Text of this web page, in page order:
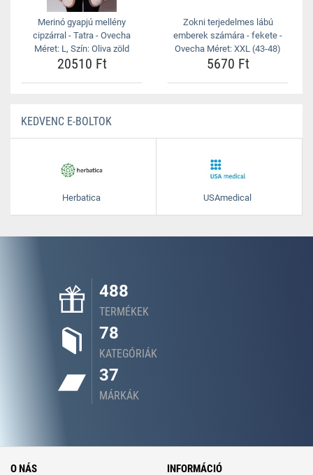
Merinó gyapjú mellény
cipzárral - Tatra - Ovecha
Méret: L, Szín: Oliva zöld
20510 Ft
Zokni terjedelmes lábú
emberek számára - fekete -
Ovecha Méret: XXL (43-48)
5670 Ft
KEDVENC E-BOLTOK
Herbatica USAmedical
488
TERMÉKEK
78
KATEGÓRIÁK
37
MÁRKÁK
O NÁS INFORMÁCIÓ